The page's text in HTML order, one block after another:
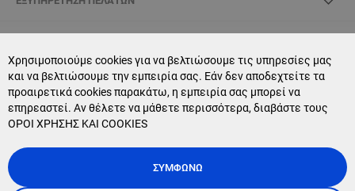
Χρησιμοποιούμε cookies για να βελτιώσουμε τις υπηρεσίες μας
και να βελτιώσουμε την εμπειρία σας. Εάν δεν αποδεχτείτε τα
προαιρετικά cookies παρακάτω, η εμπειρία σας μπορεί να
επηρεαστεί. Αν θέλετε να μάθετε περισσότερα, διαβάστε τους
ΟΡΟΙ ΧΡΗΣΗΣ ΚΑΙ COOKIES
ΣΥΜΦΩΝΏ
CONTACT US
NEWSLETTER SUBSCRIPTION